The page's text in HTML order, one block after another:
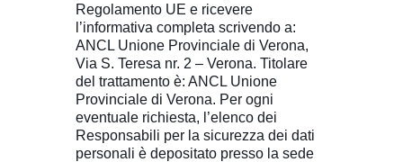
Regolamento UE e ricevere
l’informativa completa scrivendo a:
ANCL Unione Provinciale di Verona,
Via S. Teresa nr. 2 – Verona. Titolare
del trattamento è: ANCL Unione
Provinciale di Verona. Per ogni
eventuale richiesta, l’elenco dei
Responsabili per la sicurezza dei dati
personali è depositato presso la sede